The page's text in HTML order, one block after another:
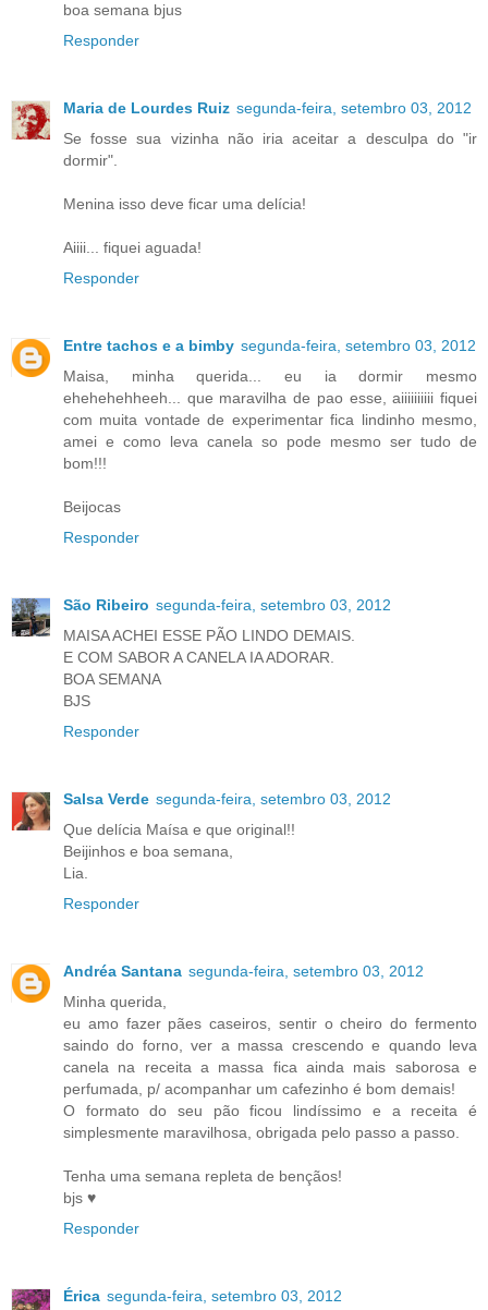
boa semana bjus
Responder
Maria de Lourdes Ruiz segunda-feira, setembro 03, 2012
Se fosse sua vizinha não iria aceitar a desculpa do "ir
dormir".
Menina isso deve ficar uma delícia!
Aiiii... fiquei aguada!
Responder
Entre tachos e a bimby segunda-feira, setembro 03, 2012
Maisa, minha querida... eu ia dormir mesmo
ehehehehheeh... que maravilha de pao esse, aiiiiiiiiii fiquei
com muita vontade de experimentar fica lindinho mesmo,
amei e como leva canela so pode mesmo ser tudo de
bom!!!
Beijocas
Responder
São Ribeiro segunda-feira, setembro 03, 2012
MAISA ACHEI ESSE PÃO LINDO DEMAIS.
E COM SABOR A CANELA IA ADORAR.
BOA SEMANA
BJS
Responder
Salsa Verde segunda-feira, setembro 03, 2012
Que delícia Maísa e que original!!
Beijinhos e boa semana,
Lia.
Responder
Andréa Santana segunda-feira, setembro 03, 2012
Minha querida,
eu amo fazer pães caseiros, sentir o cheiro do fermento
saindo do forno, ver a massa crescendo e quando leva
canela na receita a massa fica ainda mais saborosa e
perfumada, p/ acompanhar um cafezinho é bom demais!
O formato do seu pão ficou lindíssimo e a receita é
simplesmente maravilhosa, obrigada pelo passo a passo.
Tenha uma semana repleta de bençãos!
bjs ♥
Responder
Érica segunda-feira, setembro 03, 2012